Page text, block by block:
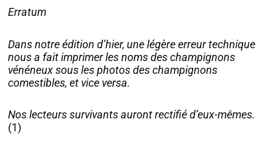
Erratum
Dans notre édition d’hier, une légère erreur technique
nous a fait imprimer les noms des champignons
vénéneux sous les photos des champignons
comestibles, et vice versa.
Nos lecteurs survivants auront rectifié d’eux-mêmes.
(1)